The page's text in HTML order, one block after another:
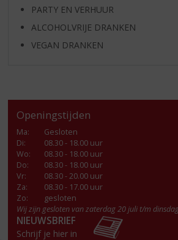
PARTY EN VERHUUR
ALCOHOLVRIJE DRANKEN
VEGAN DRANKEN
Openingstijden
Ma:
Gesloten
Di:
08.30 - 18.00 uur
Wo:
08.30 - 18.00 uur
Do:
08.30 - 18.00 uur
Vr:
08.30 - 20.00 uur
Za:
08.30 - 17.00 uur
Zo:
gesloten
Wij zijn gesloten van zaterdag 20 juli t/m
NIEUWSBRIEF
Schrijf je hier in